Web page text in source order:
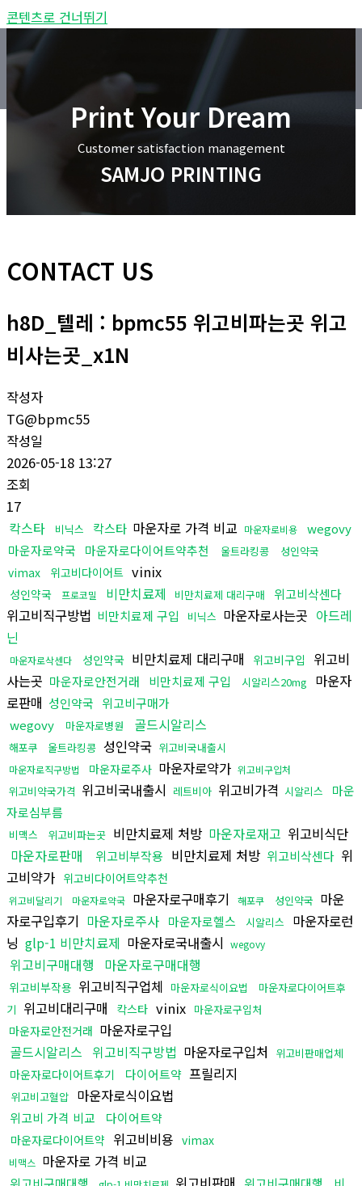
콘텐츠로 건너뛰기
Samjo Printing Co. LTD.
Main Menu
Print Your Dream
Customer satisfaction management
SAMJO PRINTING
CONTACT US
h8D_텔레 : bpmc55 위고비파는곳 위고
비사는곳_x1N
작성자
TG@bpmc55
작성일
2026-05-18 13:27
조회
17
칵스타
비닉스 칵스타 마운자로 가격 비교 마운자로비용
wegovy
마운자로약국
마운자로다이어트약추천 울트라킹콩 성인약국
vimax 위고비다이어트 vinix
성인약국 프로코밀 비만치료제 비만치료제 대리구매 위고비삭센다
위고비직구방법 비만치료제 구입 비닉스 마운자로사는곳 아드레
닌
마운자로삭센다 성인약국 비만치료제 대리구매 위고비구입
위고비
사는곳 마운자로안전거래 비만치료제 구입 시알리스20mg
마운자
로판매 성인약국 위고비구매가
wegovy
마운자로병원 골드시알리스
해포쿠 울트라킹콩 성인약국 위고비국내출시
마운자로직구방법 마운자로주사 마운자로약가 위고비구입처
위고비약국가격 위고비국내출시 레트비아 위고비가격 시알리스
마운
자로심부름
비맥스 위고비파는곳 비만치료제 처방 마운자로재고 위고비식단
마운자로판매
위고비부작용 비만치료제 처방 위고비삭센다 위
고비약가 위고비다이어트약추천
위고비달리기 마운자로약국 마운자로구매후기 해포쿠 성인약국 마운
자로구입후기 마운자로주사 마운자로헬스 시알리스
마운자로런
닝 glp-1 비만치료제 마운자로국내출시 wegovy
위고비구매대행 마운자로구매대행
위고비부작용 위고비직구업체 마운자로식이요법
마운자로다이어트후
기 위고비대리구매 칵스타 vinix 마운자로구입처
마운자로안전거래 마운자로구입
골드시알리스 위고비직구방법 마운자로구입처 위고비판매업체
마운자로다이어트후기 다이어트약 프릴리지
위고비고혈압 마운자로식이요법
위고비 가격 비교 다이어트약
마운자로다이어트약 위고비비용 vimax
비맥스 마운자로 가격 비교